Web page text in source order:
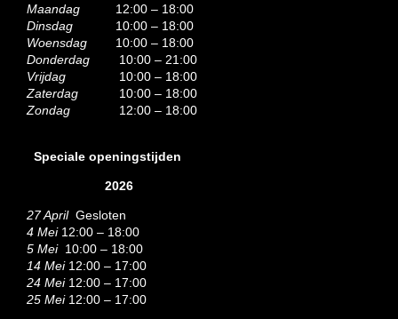
Maandag
12:00 – 18:00
Dinsdag
10:00 – 18:00
Woensdag
10:00 – 18:00
Donderdag
10:00 – 21:00
Vrijdag
10:00 – 18:00
Zaterdag
10:00 – 18:00
Zondag
12:00 – 18:00
Speciale openingstijden
2026
27 AprilGesloten
4 Mei12:00 – 18:00
5 Mei10:00 – 18:00
14 Mei12:00 – 17:00
24 Mei12:00 – 17:00
25 Mei 12:00 – 17:00